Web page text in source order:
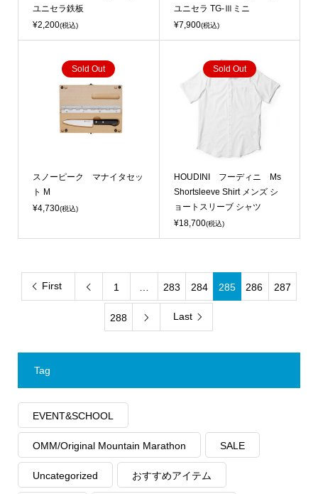
ユニセラ鉄板
¥2,200(税込)
ユニセラ TG-Ⅲミニ
¥7,900(税込)
Sold Out
スノーピーク マナイタセッ
ト M
¥4,730(税込)
Sold Out
HOUDINI フーディニ Ms
Shortsleeve Shirt メンズ シ
ョートスリーブ シャツ
¥18,700(税込)
First  1 283 284 285 286 287
288  Last
Tag
EVENT&SCHOOL
OMM/Original Mountain Marathon SALE
Uncategorized おすすめアイテム